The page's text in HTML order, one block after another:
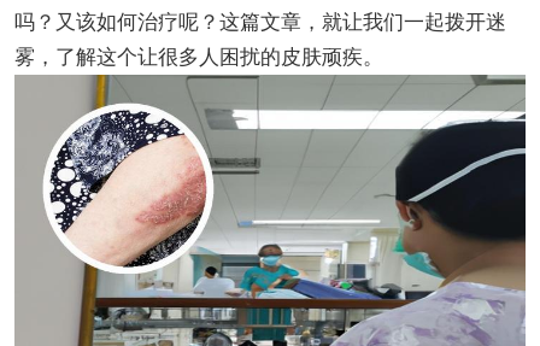
吗？又该如何治疗呢？这篇文章，就让我们一起拨开迷
雾，了解这个让很多人困扰的皮肤顽疾。